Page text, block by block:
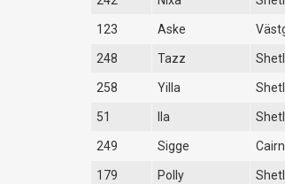
123 Aske
248 Tazz
258 Yilla
51 Ila
249 Sigge
179 Polly